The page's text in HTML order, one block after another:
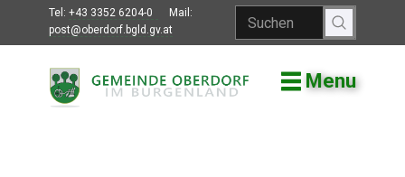
Tel: +43 3352 6204-0
Mail:
post@oberdorf.bgld.gv.at
Menu
Willkommen